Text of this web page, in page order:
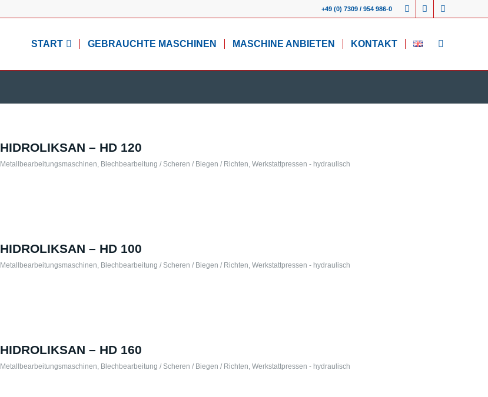
+49 (0) 7309 / 954 986-0
START GEBRAUCHTE MASCHINEN MASCHINE ANBIETEN KONTAKT
HIDROLIKSAN – HD 120
Metallbearbeitungsmaschinen, Blechbearbeitung / Scheren / Biegen / Richten, Werkstattpressen - hydraulisch
HIDROLIKSAN – HD 100
Metallbearbeitungsmaschinen, Blechbearbeitung / Scheren / Biegen / Richten, Werkstattpressen - hydraulisch
HIDROLIKSAN – HD 160
Metallbearbeitungsmaschinen, Blechbearbeitung / Scheren / Biegen / Richten, Werkstattpressen - hydraulisch